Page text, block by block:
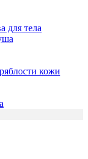
для тела
кожи